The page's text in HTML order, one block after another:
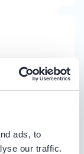
ads, to
our traffic.